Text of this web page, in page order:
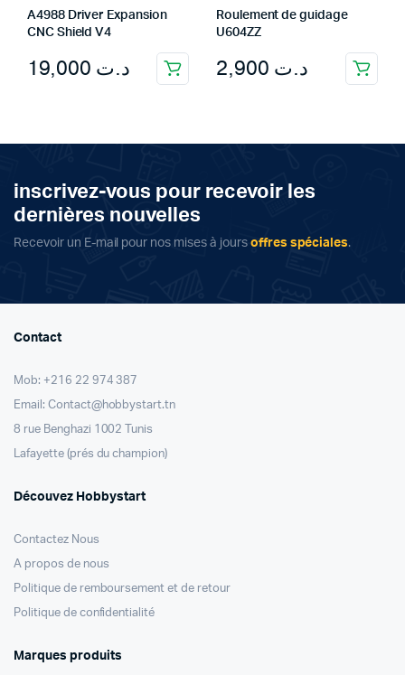
A4988 Driver Expansion
CNC Shield V4
د.ت
Roulement de guidage
U604ZZ
د.ت
inscrivez-vous pour recevoir les
dernières nouvelles
Recevoir un E-mail pour nos mises à jours offres spéciales.
Contact
Mob: +216 22 974 387
Email: Contact@hobbystart.tn
8 rue Benghazi 1002 Tunis
Lafayette (prés du champion)
Découvez Hobbystart
Contactez Nous
A propos de nous
Politique de remboursement et de retour
Politique de confidentialité
Marques produits